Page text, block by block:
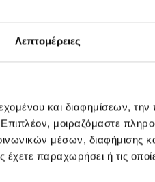
Λεπτομέρειες
και διαφημίσεων,
μοιραζόμαστε
μέσων, διαφήμισης
παραχωρήσει ή τις
χώρου ή
χαρακτήρα και
της KRAFT Paints,
ακόμη μία φορά τη
χρώματος σε μια